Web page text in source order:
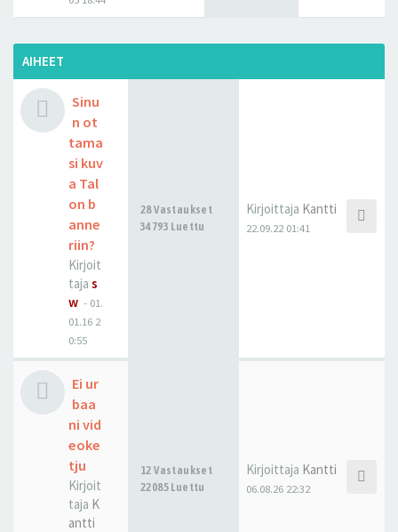
AIHEET
Sinu
n ot
tama
si kuv
a Tal
on b
anne
riin?
Kirjoit
taja s
w - 01.
01.16 2
0:55
28 Vastaukset
34793 Luettu
Kirjoittaja Kantti
22.09.22 01:41
Ei ur
baa
ni vid
eoke
tju
Kirjoit
taja K
antti
12 Vastaukset
22085 Luettu
Kirjoittaja Kantti
06.08.26 22:32